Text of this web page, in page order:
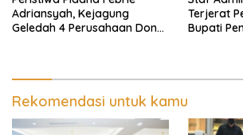
Adriansyah, Kejagung
Geledah 4 Perusahaan Don
Terjerat
Bupati
Rekomendasi untuk kamu